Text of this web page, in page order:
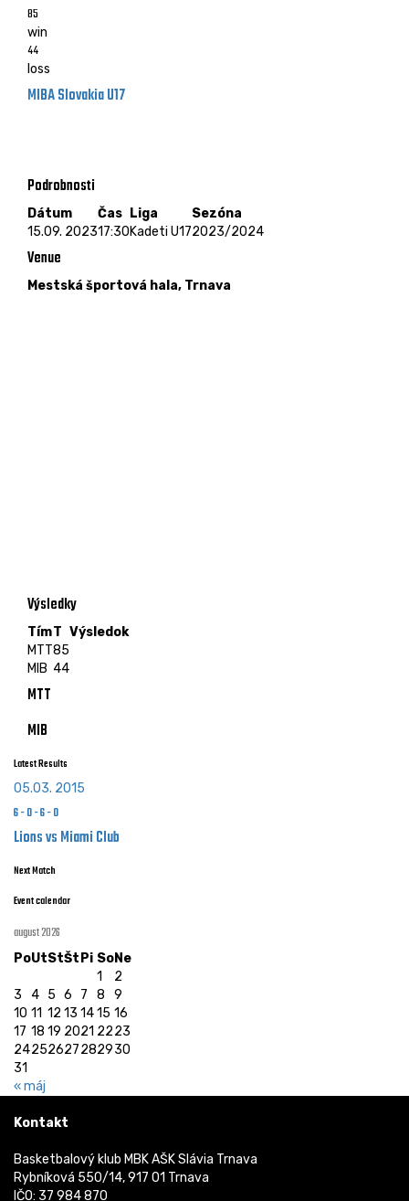
85
win
44
loss
MIBA Slovakia U17
Podrobnosti
Dátum Čas Liga
Sezóna
15.09. 202317:30Kadeti U172023/2024
Venue
Mestská športová hala, Trnava
Výsledky
TímT Výsledok
MTT85
MIB 44
MTT
MIB
Latest Results
05.03. 2015
6-0-6-0
Lions vs Miami Club
Next Match
Event calendar
august 2026
PoUtStŠt Pi SoNe
« máj
1
2
3
4 5 6 7 8
9
10 11 12 13 1415 16
17 18 19 2021 2223
24252627282930
31
Kontakt
Basketbalový klub MBK AŠK Slávia Trnava
Rybníková 550/14, 917 01 Trnava
IČO: 37 984 870